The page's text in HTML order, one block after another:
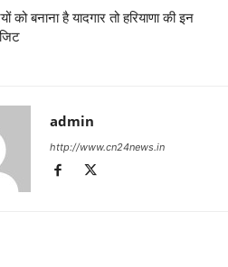
को बनाना है यादगार तो हरियाणा की इन
admin
http://www.cn24news.in